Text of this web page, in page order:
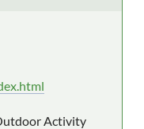
Activity